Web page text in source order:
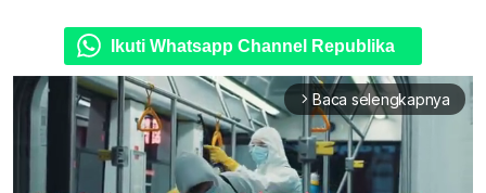
Ikuti Whatsapp Channel Republika
arrow_forward_ios Baca selengkapnya